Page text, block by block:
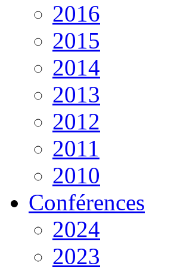
2016
2015
2014
2013
2012
2011
2010
Conférences
2024
2023